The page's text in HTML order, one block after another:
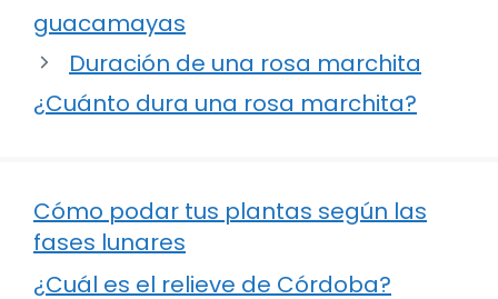
guacamayas
Duración de una rosa marchita
¿Cuánto dura una rosa marchita?
Cómo podar tus plantas según las
fases lunares
¿Cuál es el relieve de Córdoba?